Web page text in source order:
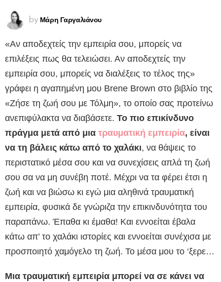
by Μάρη Γαργαλιάνου
«Αν αποδεχτείς την εμπειρία σου, μπορείς να
επιλέξεις πως θα τελειώσει. Αν αποδεχτείς την
εμπειρία σου, μπορείς να διαλέξεις το τέλος της»
γράφει η αγαπημένη μου Brene Brown στο βιβλίο της
«Ζήσε τη ζωή σου με Τόλμη», το οποίο σας προτείνω
ανεπιφύλακτα να διαβάσετε. Το πιο επικίνδυνο
πράγμα μετά από μια τραυματική εμπειρία, είναι
να τη βάλεις κάτω από το χαλάκι, να θάψεις το
περιστατικό μέσα σου και να συνεχίσεις απλά τη ζωή
σου σα να μη συνέβη ποτέ. Μέχρι να τα φέρει έτσι η
ζωή και να βιώσω κι εγώ μια αληθινά τραυματική
εμπειρία, φυσικά δε γνώριζα την επικινδυνότητα του
παραπάνω. Έπαθα κι έμαθα! Και εννοείται έβαλα
κάτω απ’ το χαλάκι ιστορίες και εννοείται συνέχισα με
προσποιητό χαμόγελο τη ζωή. Το μέσα μου το ‘ξερε…
Μια τραυματική εμπειρία μπορεί να σε κάνει να